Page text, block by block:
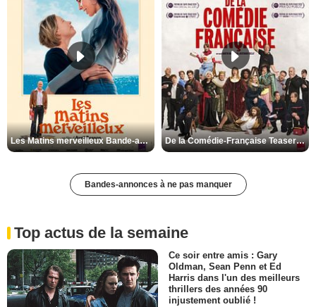
Les Matins merveilleux Bande-annonce VF De la Comédie-Française Teaser VF
Bandes-annonces à ne pas manquer
Top actus de la semaine
Ce soir entre amis : Gary
Oldman, Sean Penn et Ed
Harris dans l'un des meilleurs
thrillers des années 90
injustement oublié !